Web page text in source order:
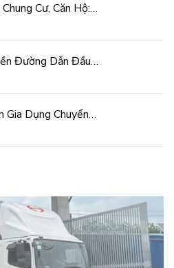
Cư, Căn Hộ:
Đường Dẫn Đầu
Dụng Chuyển